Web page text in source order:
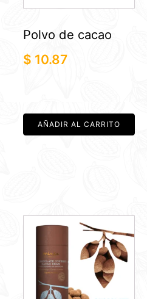
Polvo de cacao
$ 10.87
AÑADIR AL CARRITO